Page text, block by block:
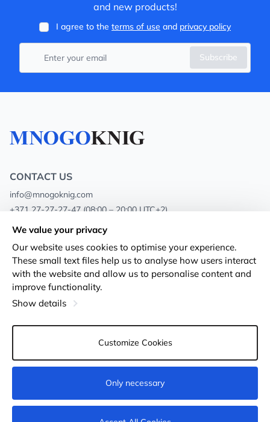
and new products!
I agree to the terms of use and privacy policy
Subscribe
CONTACT US
info@mnogoknig.com
+371 27-27-27-47 (08:00 – 20:00 UTC+2)
Rīga, Augusta Deglava 69d, LV-1082
About us
Stores
Shipping and payment
Loyalty Cards
Privacy Policy
Terms and conditions
Returns
Cookie settings
We value your privacy
Our website uses cookies to optimise your experience.
These small text files help us to analyse how users interact
with the website and allow us to personalise content and
improve functionality.
Show details
Customize Cookies
Only necessary